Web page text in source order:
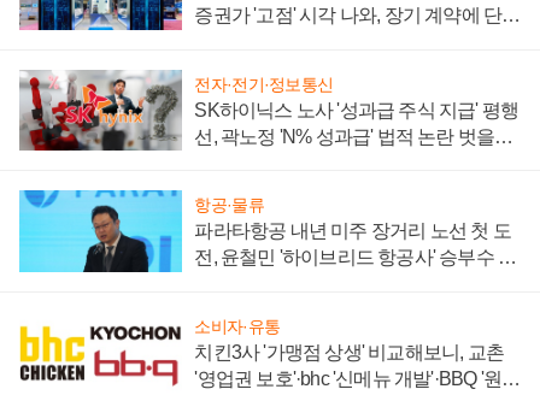
증권가 '고점' 시각 나와, 장기 계약에 단점
전자·전기·정보통신
SK하이닉스 노사 '성과급 주식 지급' 평행
선, 곽노정 'N% 성과급' 법적 논란 벗을지
항공·물류
파라타항공 내년 미주 장거리 노선 첫 도
전, 윤철민 '하이브리드 항공사' 승부수 통
소비자·유통
치킨3사 '가맹점 상생' 비교해보니, 교촌
'영업권 보호'·bhc '신메뉴 개발'·BBQ '원가